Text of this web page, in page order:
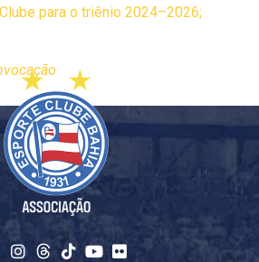
para o triênio 2024–2026;